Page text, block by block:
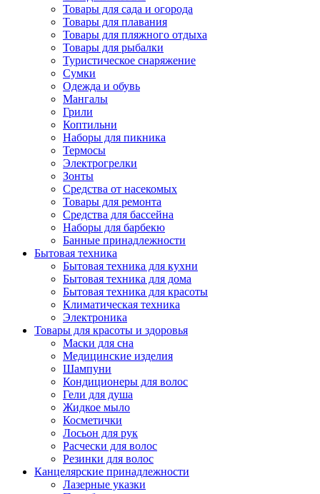
Товары для сада и огорода
Товары для плавания
Товары для пляжного отдыха
Товары для рыбалки
Туристическое снаряжение
Сумки
Одежда и обувь
Мангалы
Грили
Коптильни
Наборы для пикника
Термосы
Электрогрелки
Зонты
Средства от насекомых
Товары для ремонта
Средства для бассейна
Наборы для барбекю
Банные принадлежности
Бытовая техника
Бытовая техника для кухни
Бытовая техника для дома
Бытовая техника для красоты
Климатическая техника
Электроника
Товары для красоты и здоровья
Маски для сна
Медицинские изделия
Шампуни
Кондиционеры для волос
Гели для душа
Жидкое мыло
Косметички
Лосьон для рук
Расчески для волос
Резинки для волос
Канцелярские принадлежности
Лазерные указки